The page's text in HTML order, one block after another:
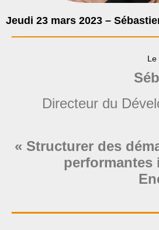
Jeudi 23 mars 2023 –
Le
Directeur du
« Structurer des
performantes